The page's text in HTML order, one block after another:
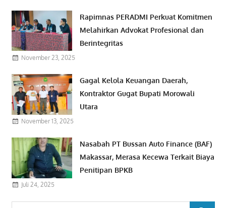
Rapimnas PERADMI Perkuat Komitmen
Melahirkan Advokat Profesional dan
Berintegritas
November 23, 2025
Gagal Kelola Keuangan Daerah,
Kontraktor Gugat Bupati Morowali
Utara
November 13, 2025
Nasabah PT Bussan Auto Finance (BAF)
Makassar, Merasa Kecewa Terkait Biaya
Penitipan BPKB
Juli 24, 2025